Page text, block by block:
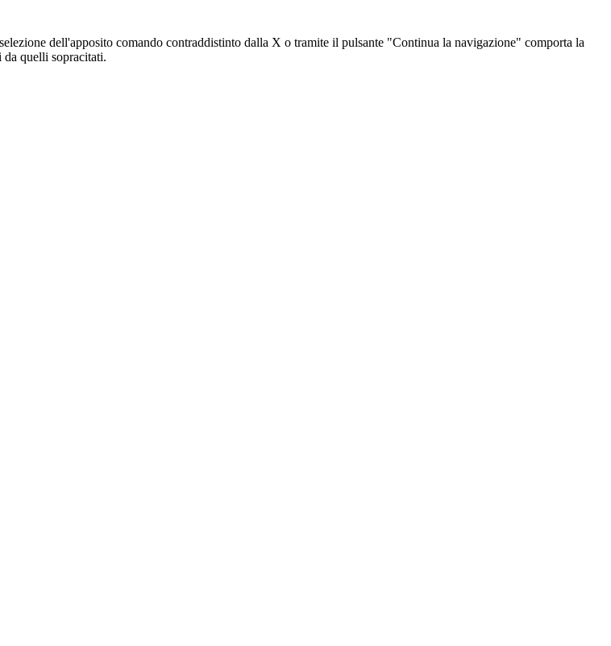
dell'apposito comando contraddistinto dalla X o tramite il pulsante "Continua la navigazione" comporta la
quelli sopracitati.